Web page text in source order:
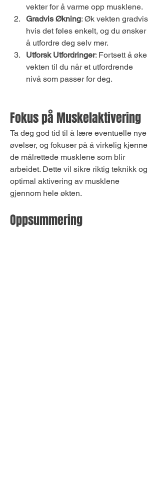
vekter for å varme opp musklene.
Gradvis Økning: Øk vekten gradvis
hvis det føles enkelt, og du ønsker
å utfordre deg selv mer.
Utforsk Utfordringer: Fortsett å øke
vekten til du når et utfordrende
nivå som passer for deg.
Fokus på Muskelaktivering
Ta deg god tid til å lære eventuelle nye
øvelser, og fokuser på å virkelig kjenne
de målrettede musklene som blir
arbeidet. Dette vil sikre riktig teknikk og
optimal aktivering av musklene
gjennom hele økten.
Oppsummering